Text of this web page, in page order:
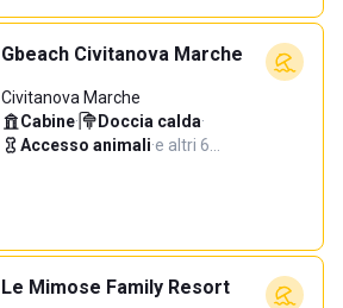
Gbeach Civitanova Marche
Civitanova Marche
Cabine· Doccia calda·
Accesso animali·e altri 6…
Le Mimose Family Resort